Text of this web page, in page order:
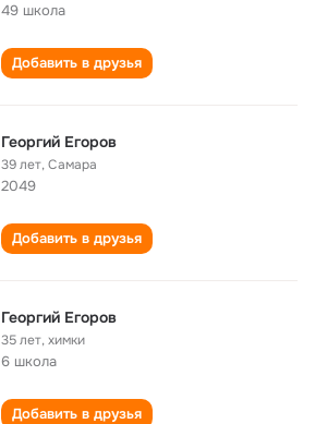
49 школа
Добавить в друзья
Георгий Егоров
39 лет,Самара
2049
Добавить в друзья
Георгий Егоров
35 лет,химки
6 школа
Добавить в друзья